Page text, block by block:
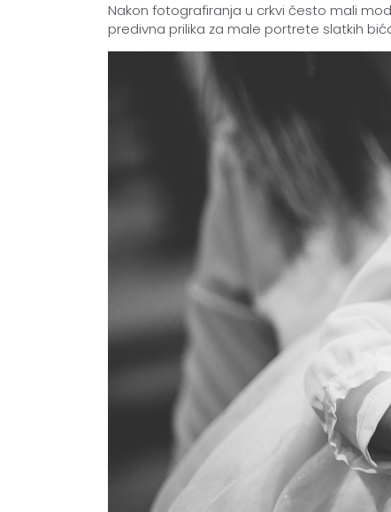
Nakon fotografiranja u crkvi često mali
predivna prilika za male portrete slatkih